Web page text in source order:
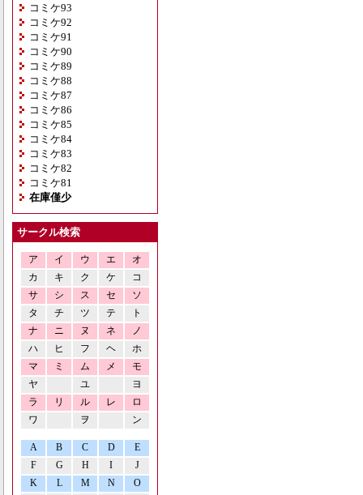
コミケ93
コミケ92
コミケ91
コミケ90
コミケ89
コミケ88
コミケ87
コミケ86
コミケ85
コミケ84
コミケ83
コミケ82
コミケ81
在庫僅少
サークル検索
ア イ ウ エ
オ
カ
キ ク ケ
コ
サ
シ ス セ
ソ
タ
チ ツ テ
ト
ナ
ニ ヌ ネ
ノ
ハ
ヒ フ ヘ
ホ
マ
ミ ム メ
モ
ヤ
ユ
ヨ
ラ
リ ル レ
ロ
ワ
ヲ ン
A B C D
E
F
G H I
J
K
L M N O